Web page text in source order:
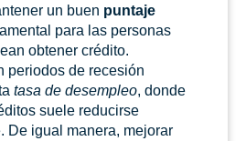
un buen puntaje
para las personas
obtener crédito.
periodos de recesión
tasa de desempleo, donde
suele reducirse
De igual manera, mejorar